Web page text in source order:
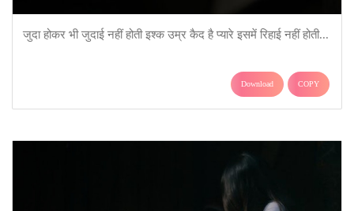
जुदा होकर भी जुदाई नहीं होती इश्क उम्र कैद है प्यारे इसमें रिहाई नहीं होती...
Download COPY